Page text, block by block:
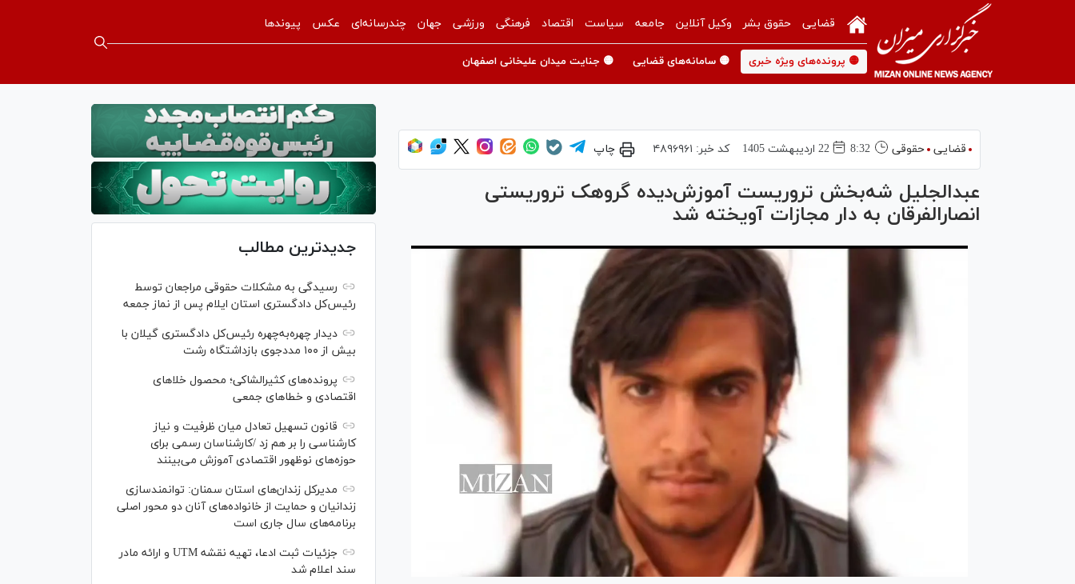
قضایی حقوق بشر وکیل آنلاین جامعه سیاست اقتصاد فرهنگی ورزشی جهان چندرسانه‌ای عکس پیوندها
🟡 پرونده‌های ویژه خبری 🟡 سامانه‌های قضایی 🟡 جنایت میدان علیخانی اصفهان
قضایی حقوقی 8:32 22 ارديبهشت 1405 کد خبر: ۴۸۹۶۹۶۱ چاپ
عبدالجلیل شه‌بخش تروریست آموزش‌دیده گروهک تروریستی
انصارالفرقان به دار مجازات آویخته شد
جدیدترین مطالب
رسیدگی به مشکلات حقوقی مراجعان توسط
رئیس‌کل دادگستری استان ایلام پس از نماز جمعه
دیدار چهره‌به‌چهره رئیس‌کل دادگستری گیلان با
بیش از ۱۰۰ مددجوی بازداشتگاه رشت
پرونده‌های کثیرالشاکی؛ محصول خلا‌های
اقتصادی و خطا‌های جمعی
قانون تسهیل تعادل میان ظرفیت و نیاز
کارشناسی را بر هم زد /کارشناسان رسمی برای
حوزه‌های نوظهور اقتصادی آموزش می‌بینند
مدیرکل زندان‌های استان سمنان: توانمندسازی
زندانیان و حمایت از خانواده‌های آنان دو محور اصلی
برنامه‌های سال جاری است
جزئیات ثبت ادعا، تهیه نقشه UTM و ارائه مادر
سند اعلام شد